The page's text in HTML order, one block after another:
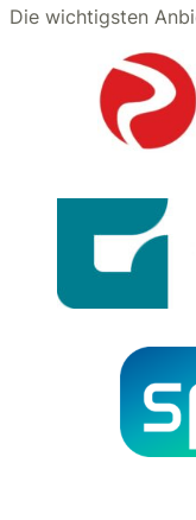
Die wichtigsten